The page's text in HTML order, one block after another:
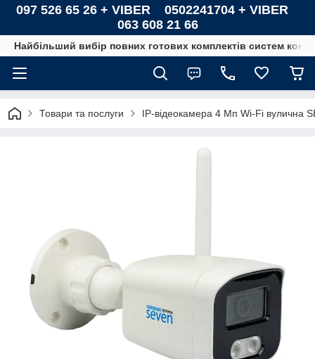
097 526 65 26 + VIBER 0502241704 + VIBER
063 608 21 66
Найбільший вибір повних готових комплектів систем
Товари та послуги IP-відеокамера 4 Мп Wi-Fi вулична